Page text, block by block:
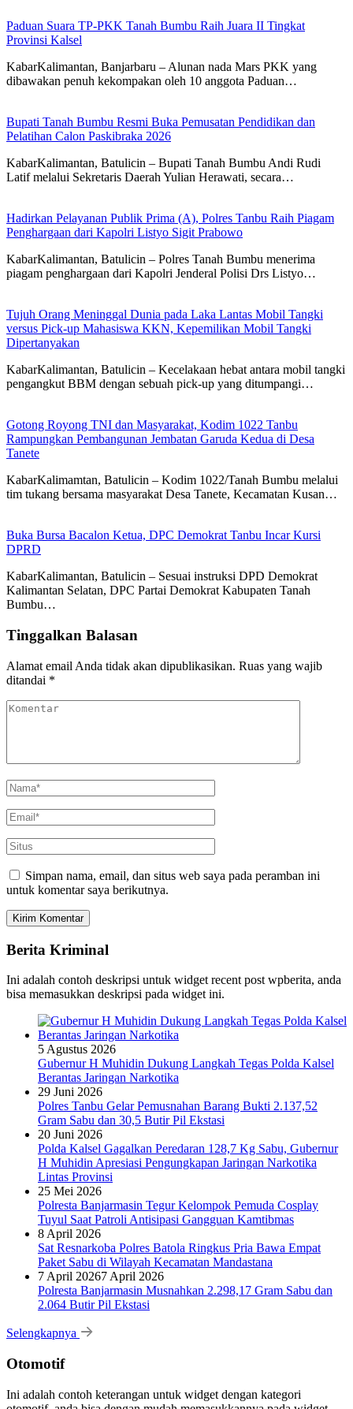
Paduan Suara TP-PKK Tanah Bumbu Raih Juara II Tingkat
Provinsi Kalsel
KabarKalimantan, Banjarbaru – Alunan nada Mars PKK yang
dibawakan penuh kekompakan oleh 10 anggota Paduan…
Bupati Tanah Bumbu Resmi Buka Pemusatan Pendidikan dan
Pelatihan Calon Paskibraka 2026
KabarKalimantan, Batulicin – Bupati Tanah Bumbu Andi Rudi
Latif melalui Sekretaris Daerah Yulian Herawati, secara…
Hadirkan Pelayanan Publik Prima (A), Polres Tanbu Raih Piagam
Penghargaan dari Kapolri Listyo Sigit Prabowo
KabarKalimantan, Batulicin – Polres Tanah Bumbu menerima
piagam penghargaan dari Kapolri Jenderal Polisi Drs Listyo…
Tujuh Orang Meninggal Dunia pada Laka Lantas Mobil Tangki
versus Pick-up Mahasiswa KKN, Kepemilikan Mobil Tangki
Dipertanyakan
KabarKalimantan, Batulicin – Kecelakaan hebat antara mobil tangki
pengangkut BBM dengan sebuah pick-up yang ditumpangi…
Gotong Royong TNI dan Masyarakat, Kodim 1022 Tanbu
Rampungkan Pembangunan Jembatan Garuda Kedua di Desa
Tanete
KabarKalimamtan, Batulicin – Kodim 1022/Tanah Bumbu melalui
tim tukang bersama masyarakat Desa Tanete, Kecamatan Kusan…
Buka Bursa Bacalon Ketua, DPC Demokrat Tanbu Incar Kursi
DPRD
KabarKalimantan, Batulicin – Sesuai instruksi DPD Demokrat
Kalimantan Selatan, DPC Partai Demokrat Kabupaten Tanah
Bumbu…
Tinggalkan Balasan
Alamat email Anda tidak akan dipublikasikan. Ruas yang wajib
ditandai *
Simpan nama, email, dan situs web saya pada peramban ini
untuk komentar saya berikutnya.
Berita Kriminal
Ini adalah contoh deskripsi untuk widget recent post wpberita, anda
bisa memasukkan deskripsi pada widget ini.
5 Agustus 2026
Gubernur H Muhidin Dukung Langkah Tegas Polda Kalsel
Berantas Jaringan Narkotika
29 Juni 2026
Polres Tanbu Gelar Pemusnahan Barang Bukti 2.137,52
Gram Sabu dan 30,5 Butir Pil Ekstasi
20 Juni 2026
Polda Kalsel Gagalkan Peredaran 128,7 Kg Sabu, Gubernur
H Muhidin Apresiasi Pengungkapan Jaringan Narkotika
Lintas Provinsi
25 Mei 2026
Polresta Banjarmasin Tegur Kelompok Pemuda Cosplay
Tuyul Saat Patroli Antisipasi Gangguan Kamtibmas
8 April 2026
Sat Resnarkoba Polres Batola Ringkus Pria Bawa Empat
Paket Sabu di Wilayah Kecamatan Mandastana
7 April 20267 April 2026
Polresta Banjarmasin Musnahkan 2.298,17 Gram Sabu dan
2.064 Butir Pil Ekstasi
Selengkapnya
Otomotif
Ini adalah contoh keterangan untuk widget dengan kategori